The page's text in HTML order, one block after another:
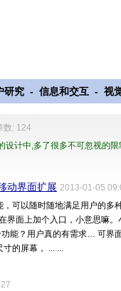
研究 - 信息和交互 - 视
数: 124
设计中,多了很多不可忽视的
动界面扩展 2013-01-05
可以随时随地满足用户的多
界面上加个入口，小意思嘛
能？用户真的有需求… 可界
的屏幕， ... ...